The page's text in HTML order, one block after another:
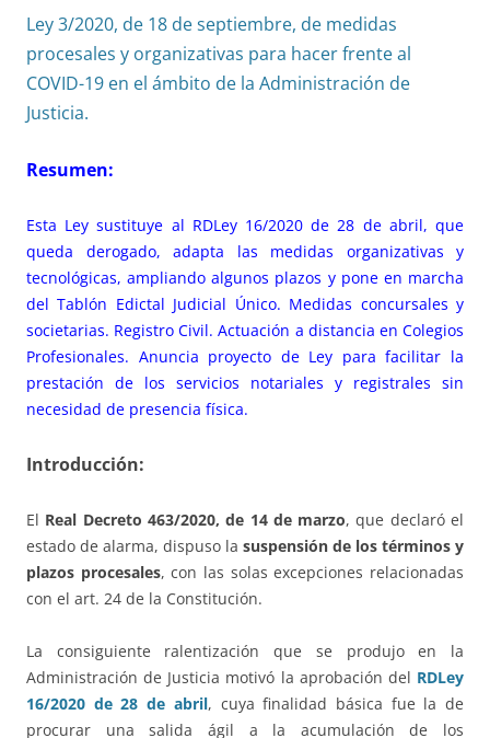
Ley 3/2020, de 18 de septiembre, de medidas
procesales y organizativas para hacer frente al
COVID-19 en el ámbito de la Administración de
Justicia.
Resumen:
Esta Ley sustituye al RDLey 16/2020 de 28 de abril, que
queda derogado, adapta las medidas organizativas y
tecnológicas, ampliando algunos plazos y pone en marcha
del Tablón Edictal Judicial Único. Medidas concursales y
societarias. Registro Civil. Actuación a distancia en Colegios
Profesionales. Anuncia proyecto de Ley para facilitar la
prestación de los servicios notariales y registrales sin
necesidad de presencia física.
Introducción:
El Real Decreto 463/2020, de 14 de marzo, que declaró el
estado de alarma, dispuso la suspensión de los términos y
plazos procesales, con las solas excepciones relacionadas
con el art. 24 de la Constitución.
La consiguiente ralentización que se produjo en la
Administración de Justicia motivó la aprobación del RDLey
16/2020 de 28 de abril, cuya finalidad básica fue la de
procurar una salida ágil a la acumulación de los